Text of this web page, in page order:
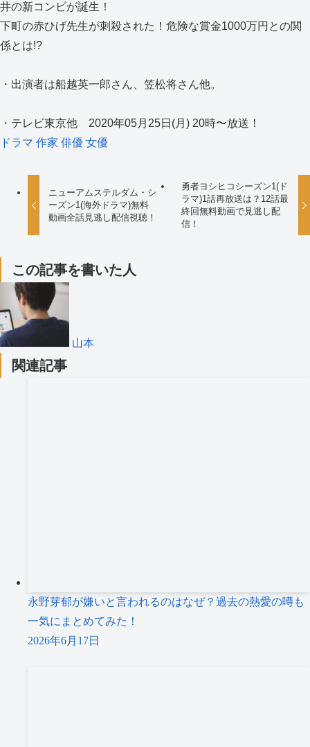
井の新コンビが誕生！
下町の赤ひげ先生が刺殺された！危険な賞金1000万円との関
係とは!?
・出演者は船越英一郎さん、笠松将さん他。
・テレビ東京他 2020年05月25日(月) 20時〜放送！
ドラマ 作家 俳優 女優
ニューアムステルダム・シ
ーズン1(海外ドラマ)無料
動画全話見逃し配信視聴！
勇者ヨシヒコシーズン1(ド
ラマ)1話再放送は？12話最
終回無料動画で見逃し配
信！
この記事を書いた人
山本
関連記事
永野芽郁が嫌いと言われるのはなぜ？過去の熱愛の噂も
一気にまとめてみた！
2026年6月17日